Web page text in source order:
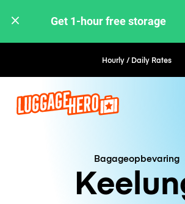
Get 1-hour free storage
Hourly / Daily RatesFlexible
Bagageopbevaring